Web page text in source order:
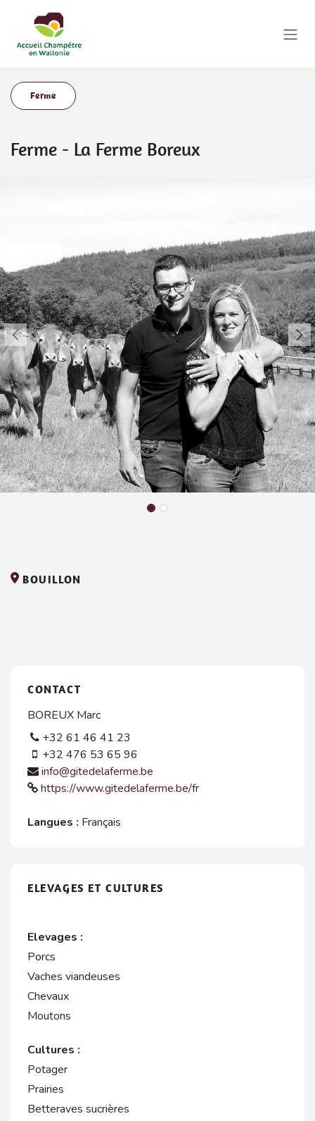
Ferme
Ferme - La Ferme Boreux
BOUILLON
CONTACT
BOREUX Marc
+32 61 46 41 23
+32 476 53 65 96
info@gitedelaferme.be
https://www.gitedelaferme.be/fr
Langues : Français
ELEVAGES ET CULTURES
Elevages :
Porcs
Vaches viandeuses
Chevaux
Moutons
Cultures :
Potager
Prairies
Betteraves sucrières